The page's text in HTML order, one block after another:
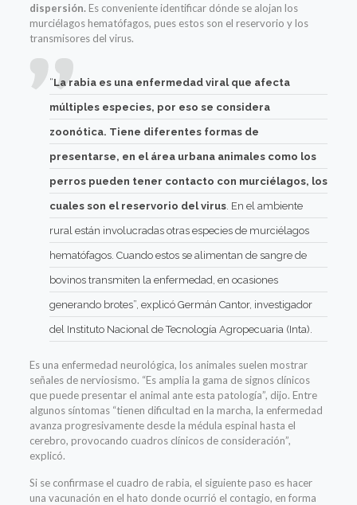
dispersión.Es conveniente identificar dónde se alojan los
murciélagos hematófagos, pues estos son el reservorio y los
transmisores del virus.
“La rabia es una enfermedad viral que afecta
múltiples especies, por eso se considera
zoonótica. Tiene diferentes formas de
presentarse, en el área urbana animales como los
perros pueden tener contacto con murciélagos, los
cuales son el reservorio del virus. En el ambiente
rural están involucradas otras especies de murciélagos
hematófagos. Cuando estos se alimentan de sangre de
bovinos transmiten la enfermedad, en ocasiones
generando brotes”, explicó Germán Cantor, investigador
del Instituto Nacional de Tecnología Agropecuaria (Inta).
Es una enfermedad neurológica, los animales suelen mostrar
señales de nerviosismo. “Es amplia la gama de signos clínicos
que puede presentar el animal ante esta patología”, dijo. Entre
algunos síntomas “tienen dificultad en la marcha, la enfermedad
avanza progresivamente desde la médula espinal hasta el
cerebro, provocando cuadros clínicos de consideración”,
explicó.
Si se confirmase el cuadro de rabia, el siguiente paso es hacer
una vacunación en el hato donde ocurrió el contagio, en forma